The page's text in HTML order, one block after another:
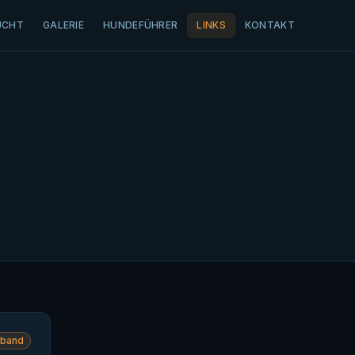
GALERIE HUNDEFÜHRER LINKS KONTAKT